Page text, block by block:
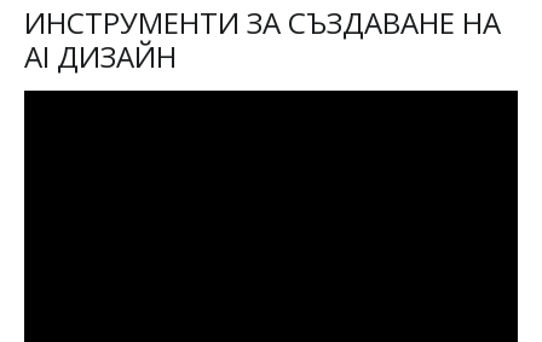
ИНСТРУМЕНТИ ЗА СЪЗДАВАНЕ НА
AI ДИЗАЙН